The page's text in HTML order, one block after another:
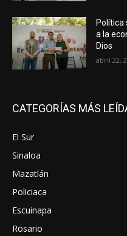
Política
a la
Dios
abril 22,
CATEGORÍAS MÁS
El Sur
Sinaloa
Mazatlán
Policiaca
Escuinapa
Rosario